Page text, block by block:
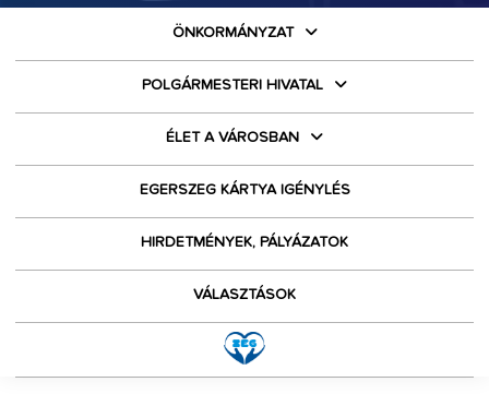
ÖNKORMÁNYZAT
POLGÁRMESTERI HIVATAL
ÉLET A VÁROSBAN
EGERSZEG KÁRTYA IGÉNYLÉS
HIRDETMÉNYEK, PÁLYÁZATOK
VÁLASZTÁSOK